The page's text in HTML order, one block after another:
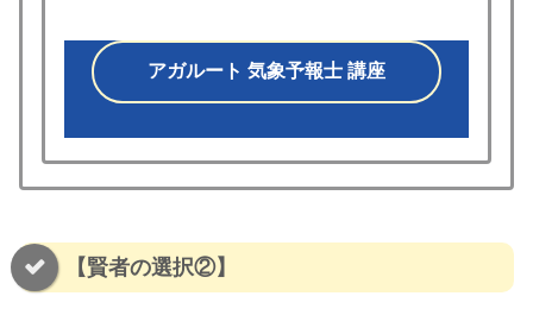
アガルート 気象予報士 講座
【賢者の選択②】